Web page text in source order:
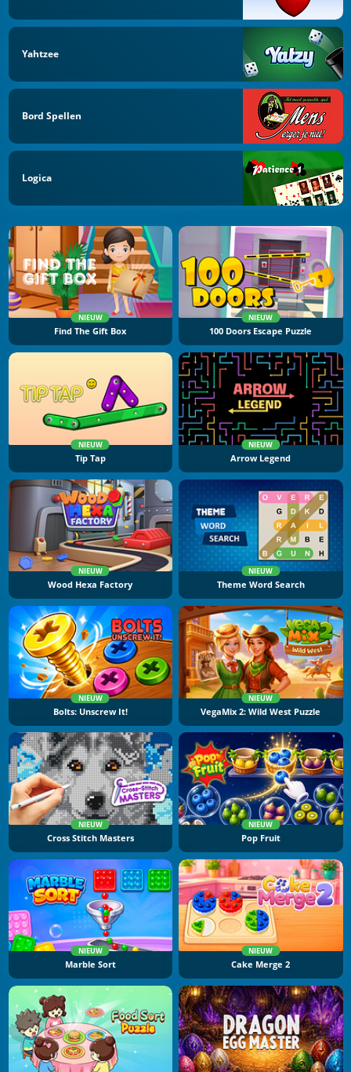
Yahtzee
Bord Spellen
Logica
NIEUW
Find The Gift Box
NIEUW
100 Doors Escape Puzzle
NIEUW
Tip Tap
NIEUW
Arrow Legend
NIEUW
Wood Hexa Factory
NIEUW
Theme Word Search
NIEUW
Bolts: Unscrew It!
NIEUW
VegaMix 2: Wild West Puzzle
NIEUW
Cross Stitch Masters
NIEUW
Pop Fruit
NIEUW
Marble Sort
NIEUW
Cake Merge 2